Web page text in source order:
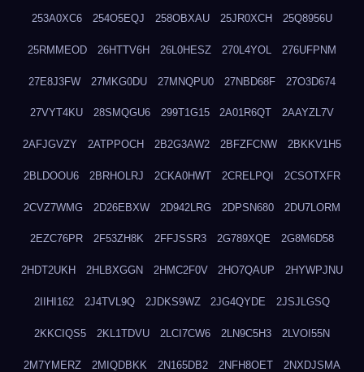
253A0XC6 254O5EQJ 258OBXAU 25JR0XCH 25Q8956U
25RMMEOD 26HTTV6H 26L0HESZ 270L4YOL 276UFPNM
27E8J3FW 27MKG0DU 27MNQPU0 27NBD68F 27O3D674
27VYT4KU 28SMQGU6 299T1G15 2A01R6QT 2AAYZL7V
2AFJGVZY 2ATPPOCH 2B2G3AW2 2BFZFCNW 2BKKV1H5
2BLDOOU6 2BRHOLRJ 2CKA0HWT 2CRELPQI 2CSOTXFR
2CVZ7WMG 2D26EBXW 2D942LRG 2DPSN680 2DU7LORM
2EZC76PR 2F53ZH8K 2FFJSSR3 2G789XQE 2G8M6D58
2HDT2UKH 2HLBXGGN 2HMC2F0V 2HO7QAUP 2HYWPJNU
2IIHI162 2J4TVL9Q 2JDKS9WZ 2JG4QYDE 2JSJLGSQ
2KKCIQS5 2KL1TDVU 2LCI7CW6 2LN9C5H3 2LVOI55N
2M7YMERZ 2MIQDBKK 2N165DB2 2NFH8OET 2NXDJSMA